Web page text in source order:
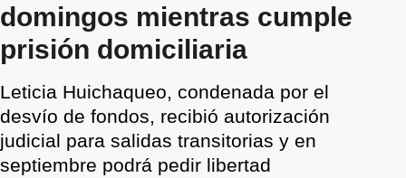
domingos mientras cumple
prisión domiciliaria
Leticia Huichaqueo, condenada por el
desvío de fondos, recibió autorización
judicial para salidas transitorias y en
septiembre podrá pedir libertad